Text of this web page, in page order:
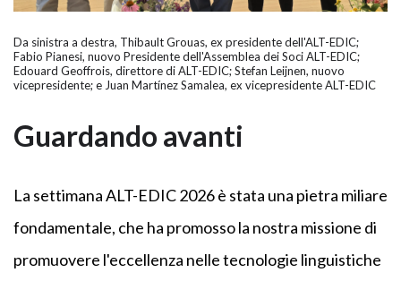
Da sinistra a destra, Thibault Grouas, ex presidente dell'ALT-EDIC;
Fabio Pianesi, nuovo Presidente dell'Assemblea dei Soci ALT-EDIC;
Edouard Geoffrois, direttore di ALT-EDIC; Stefan Leijnen, nuovo
vicepresidente; e Juan Martínez Samalea, ex vicepresidente ALT-EDIC
Guardando avanti
La settimana ALT-EDIC 2026 è stata una pietra miliare
fondamentale, che ha promosso la nostra missione di
promuovere l'eccellenza nelle tecnologie linguistiche